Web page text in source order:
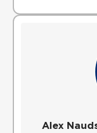
Alex